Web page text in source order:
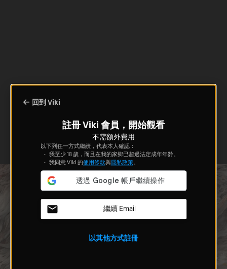
回到 Viki
註冊 Viki 會員，開始觀看
不需額外費用
以下列任一方式繼續，代表本人確認：
我至少 18 歲，而且在我的家鄉已超過法定成年年齡。
我同意 Viki 的使用條款與隱私政策。
繼續 Email
以其他方式註冊